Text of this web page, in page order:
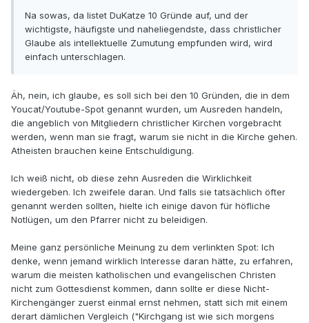
Na sowas, da listet DuKatze 10 Gründe auf, und der
wichtigste, häufigste und naheliegendste, dass christlicher
Glaube als intellektuelle Zumutung empfunden wird, wird
einfach unterschlagen.
Äh, nein, ich glaube, es soll sich bei den 10 Gründen, die in dem
Youcat/Youtube-Spot genannt wurden, um Ausreden handeln,
die angeblich von Mitgliedern christlicher Kirchen vorgebracht
werden, wenn man sie fragt, warum sie nicht in die Kirche gehen.
Atheisten brauchen keine Entschuldigung.
Ich weiß nicht, ob diese zehn Ausreden die Wirklichkeit
wiedergeben. Ich zweifele daran. Und falls sie tatsächlich öfter
genannt werden sollten, hielte ich einige davon für höfliche
Notlügen, um den Pfarrer nicht zu beleidigen.
Meine ganz persönliche Meinung zu dem verlinkten Spot: Ich
denke, wenn jemand wirklich Interesse daran hätte, zu erfahren,
warum die meisten katholischen und evangelischen Christen
nicht zum Gottesdienst kommen, dann sollte er diese Nicht-
Kirchengänger zuerst einmal ernst nehmen, statt sich mit einem
derart dämlichen Vergleich ("Kirchgang ist wie sich morgens